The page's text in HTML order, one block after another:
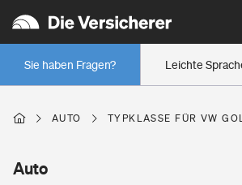
Leichte
Sie haben Fragen?
Wer versichert was: Jetzt Versicherer finden
Regionalklassen: So ist Ihre Region
Wer versichert was: Jetzt Versicherer
AUTO TYPKLASSE FÜR VW
Auto